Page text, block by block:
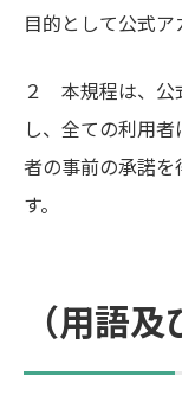
目的として公式ア
２ 本規程は、公
し、全ての利用
者の事前の承諾
す。
（用語及